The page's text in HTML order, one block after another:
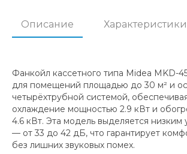
Описание Характеристики
Фанкойл кассетного типа Midea MKD-
для помещений площадью до 30 м² и
четырёхтрубной системой,
охлаждение мощностью 2.9 кВт и
4.6 кВт. Эта модель выделяется
— от 33 до 42 дБ, что гарантирует
без лишних звуковых помех.